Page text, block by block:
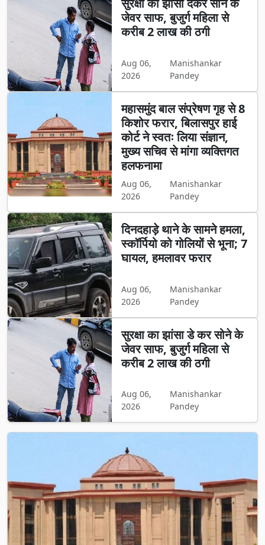
सुरक्षा का झांसा देकर सोने के
जेवर साफ, बुजुर्ग महिला से
करीब 2 लाख की ठगी
Aug 06,
2026
Manishankar
Pandey
महासमुंद बाल संप्रेषण गृह से 8
किशोर फरार, बिलासपुर हाई
कोर्ट ने स्वतः लिया संज्ञान,
मुख्य सचिव से मांगा व्यक्तिगत
हलफनामा
Aug 06,
2026
Manishankar
Pandey
दिनदहाड़े थाने के सामने हमला,
स्कॉर्पियो को गोलियों से भूना; 7
घायल, हमलावर फरार
Aug 06,
2026
Manishankar
Pandey
सुरक्षा का झांसा डे कर सोने के
जेवर साफ, बुजुर्ग महिला से
करीब 2 लाख की ठगी
Aug 06,
2026
Manishankar
Pandey